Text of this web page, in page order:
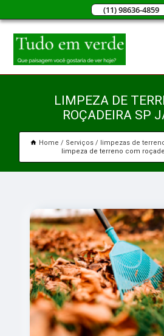
(11) 98636-4859
LIMPEZA DE
ROÇADEIRA SP
Home Serviços limpezas de
limpeza de terreno com